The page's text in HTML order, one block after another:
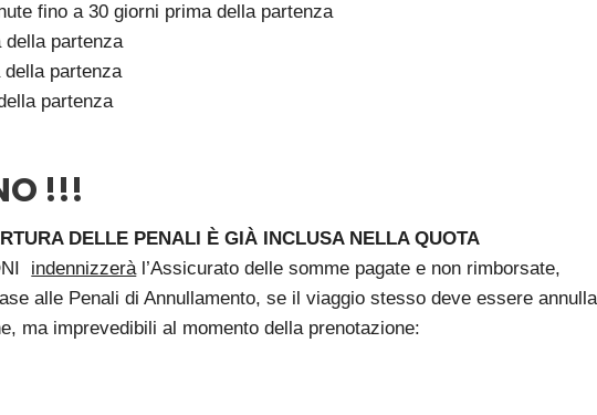
fino a 30 giorni prima della partenza
della partenza
della partenza
partenza
!!!
DELLE PENALI È GIÀ INCLUSA NELLA QUOTA
indennizzerà l’Assicurato delle somme pagate e non rimborsate,
alle Penali di Annullamento, se il viaggio stesso deve essere
ma imprevedibili al momento della prenotazione: